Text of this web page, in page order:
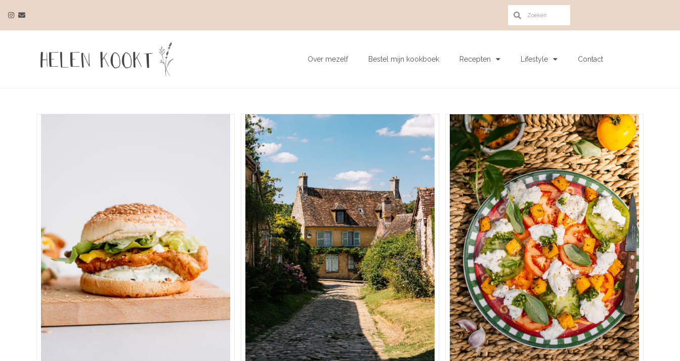
Over mezelf Bestel mijn kookboek Recepten Lifestyle Contact